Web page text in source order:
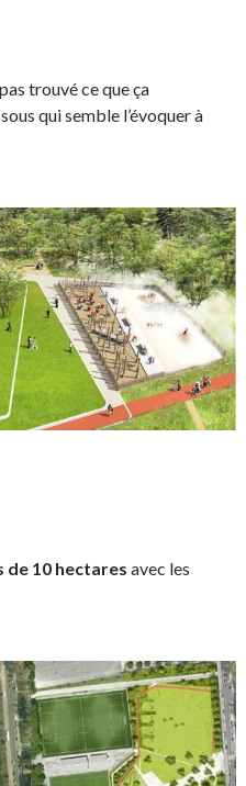
trouvé ce que ça
qui semble l’évoquer à
de 10 hectares avec les